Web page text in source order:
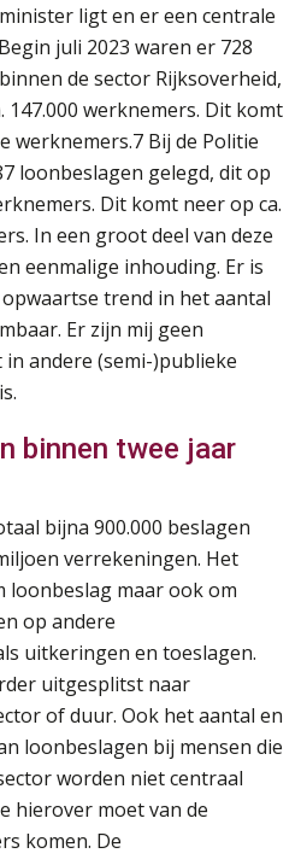
ligt en er een centrale
juli 2023 waren er 728
de sector Rijksoverheid,
147.000 werknemers. Dit komt
werknemers.7 Bij de Politie
loonbeslagen gelegd, dit op
Dit komt neer op ca.
In een groot deel van deze
eenmalige inhouding. Er is
trend in het aantal
Er zijn mij geen
andere (semi-)publieke
binnen twee jaar
bijna 900.000 beslagen
verrekeningen. Het
loonbeslag maar ook om
op andere
uitkeringen en toeslagen.
uitgesplitst naar
of duur. Ook het aantal en
loonbeslagen bij mensen die
worden niet centraal
hierover moet van de
komen. De